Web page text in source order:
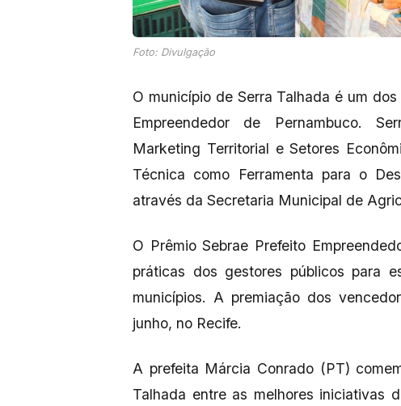
Foto: Divulgação
O município de Serra Talhada é um
Empreendedor de Pernambuco.
Marketing Territorial e Setores
Técnica como Ferramenta para o
através da Secretaria Municipal de
O Prêmio Sebrae Prefeito
práticas dos gestores públicos para
municípios. A premiação dos
junho, no Recife.
A prefeita Márcia Conrado (PT)
Talhada entre as melhores iniciativas